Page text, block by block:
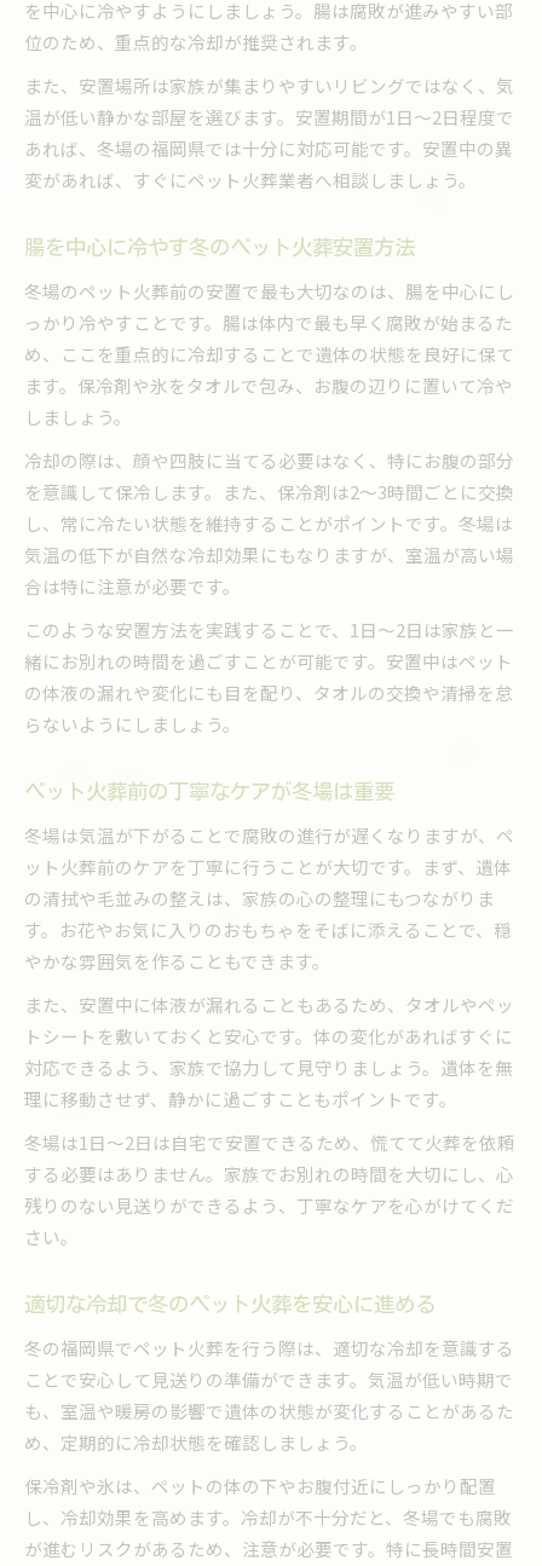
安置場所で気を付けたいポイントと注意点
を中心に冷やすようにしましょう。腸は腐敗が進みやすい部
位のため、重点的な冷却が推奨されます。
また、安置場所は家族が集まりやすいリビングではなく、気
温が低い静かな部屋を選びます。安置期間が1日～2日程度で
あれば、冬場の福岡県では十分に対応可能です。安置中の異
変があれば、すぐにペット火葬業者へ相談しましょう。
腸を中心に冷やす冬のペット火葬安置方法
冬場のペット火葬前の安置で最も大切なのは、腸を中心にし
っかり冷やすことです。腸は体内で最も早く腐敗が始まるた
め、ここを重点的に冷却することで遺体の状態を良好に保て
ます。保冷剤や氷をタオルで包み、お腹の辺りに置いて冷や
しましょう。
冷却の際は、顔や四肢に当てる必要はなく、特にお腹の部分
を意識して保冷します。また、保冷剤は2～3時間ごとに交換
し、常に冷たい状態を維持することがポイントです。冬場は
気温の低下が自然な冷却効果にもなりますが、室温が高い場
合は特に注意が必要です。
このような安置方法を実践することで、1日～2日は家族と一
緒にお別れの時間を過ごすことが可能です。安置中はペット
の体液の漏れや変化にも目を配り、タオルの交換や清掃を怠
らないようにしましょう。
ペット火葬前の丁寧なケアが冬場は重要
冬場は気温が下がることで腐敗の進行が遅くなりますが、ペ
ット火葬前のケアを丁寧に行うことが大切です。まず、遺体
の清拭や毛並みの整えは、家族の心の整理にもつながりま
す。お花やお気に入りのおもちゃをそばに添えることで、穏
やかな雰囲気を作ることもできます。
また、安置中に体液が漏れることもあるため、タオルやペッ
トシートを敷いておくと安心です。体の変化があればすぐに
対応できるよう、家族で協力して見守りましょう。遺体を無
理に移動させず、静かに過ごすこともポイントです。
冬場は1日～2日は自宅で安置できるため、慌てて火葬を依頼
する必要はありません。家族でお別れの時間を大切にし、心
残りのない見送りができるよう、丁寧なケアを心がけてくだ
さい。
適切な冷却で冬のペット火葬を安心に進める
冬の福岡県でペット火葬を行う際は、適切な冷却を意識する
ことで安心して見送りの準備ができます。気温が低い時期で
も、室温や暖房の影響で遺体の状態が変化することがあるた
め、定期的に冷却状態を確認しましょう。
保冷剤や氷は、ペットの体の下やお腹付近にしっかり配置
し、冷却効果を高めます。冷却が不十分だと、冬場でも腐敗
が進むリスクがあるため、注意が必要です。特に長時間安置